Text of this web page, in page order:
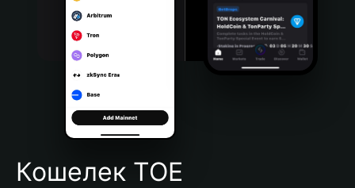
Bahasa Indonesia
Português (Brasil)
Español (Argentina)
Кошелек TOE